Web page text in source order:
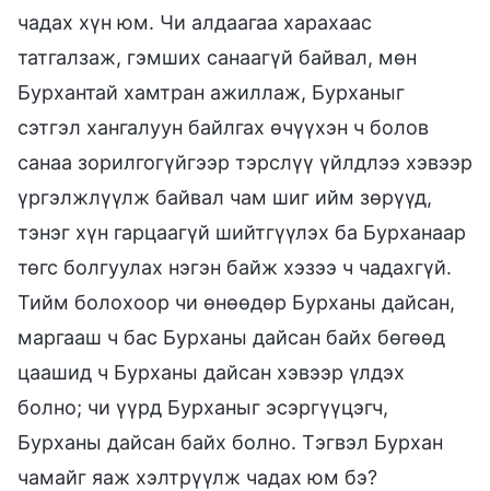
чадах хүн юм. Чи алдаагаа харахаас
татгалзаж, гэмших санаагүй байвал, мөн
Бурхантай хамтран ажиллаж, Бурханыг
сэтгэл хангалуун байлгах өчүүхэн ч болов
санаа зорилгогүйгээр тэрслүү үйлдлээ хэвээр
үргэлжлүүлж байвал чам шиг ийм зөрүүд,
тэнэг хүн гарцаагүй шийтгүүлэх ба Бурханаар
төгс болгуулах нэгэн байж хэзээ ч чадахгүй.
Тийм болохоор чи өнөөдөр Бурханы дайсан,
маргааш ч бас Бурханы дайсан байх бөгөөд
цаашид ч Бурханы дайсан хэвээр үлдэх
болно; чи үүрд Бурханыг эсэргүүцэгч,
Бурханы дайсан байх болно. Тэгвэл Бурхан
чамайг яаж хэлтрүүлж чадах юм бэ?